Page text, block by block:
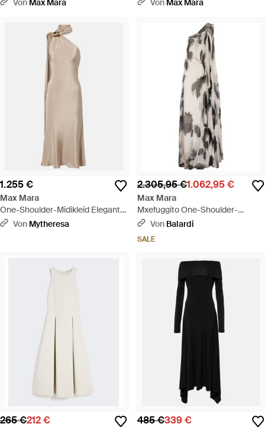
Von Max Mara Von Max Mara
1.255 €
Max Mara
One-Shoulder-Midikleid Elegante
Aus Seiden-Crepe - Natur
Von Mytheresa
2.305,95 €1.062,95 €
Max Mara
Mxefuggito One-Shoulder-
Plissee-bedrucktes langes Kleid -
Von Balardi
SALE
265 €212 € 485 €339 €